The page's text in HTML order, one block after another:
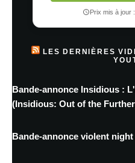
Prix mis à jour
LES DERNIÈRES
Bande-annonce Insidious :
(Insidious: Out of the
Bande-annonce violent night